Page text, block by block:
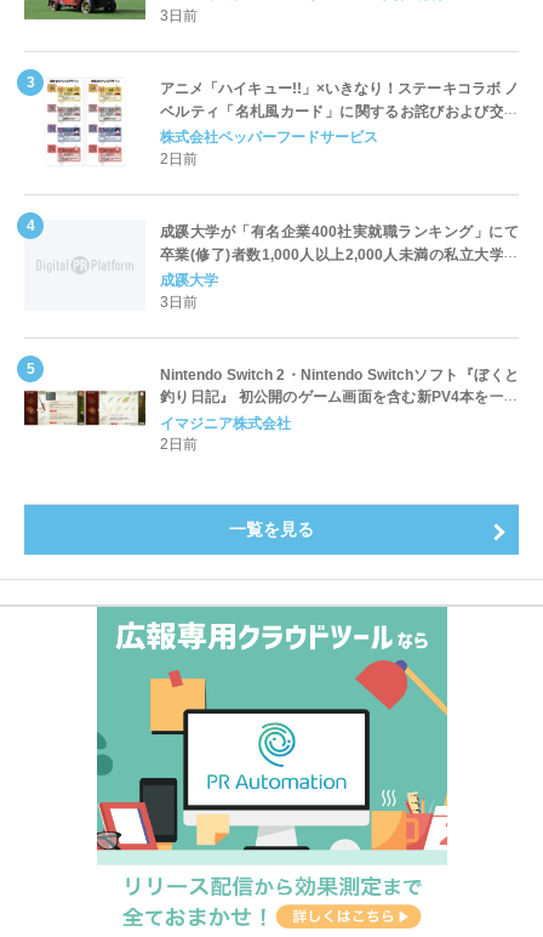
3日前
アニメ「ハイキュー!!」×いきなり！ステーキコラボ ノ
ベルティ「名札風カード」に関するお詫びおよび交換
対応についてのご案内
株式会社ペッパーフードサービス
2日前
成蹊大学が「有名企業400社実就職ランキング」にて
卒業(修了)者数1,000人以上2,000人未満の私立大学で
全国第1位を獲得！～実就職率は26.5%（前年比＋
4.3pt）に伸長、東京の私立大学でも10位にランクイン
成蹊大学
3日前
Nintendo Switch 2・Nintendo Switchソフト『ぼくと
釣り日記』 初公開のゲーム画面を含む新PV4本を一挙
公開！
イマジニア株式会社
2日前
一覧を見る